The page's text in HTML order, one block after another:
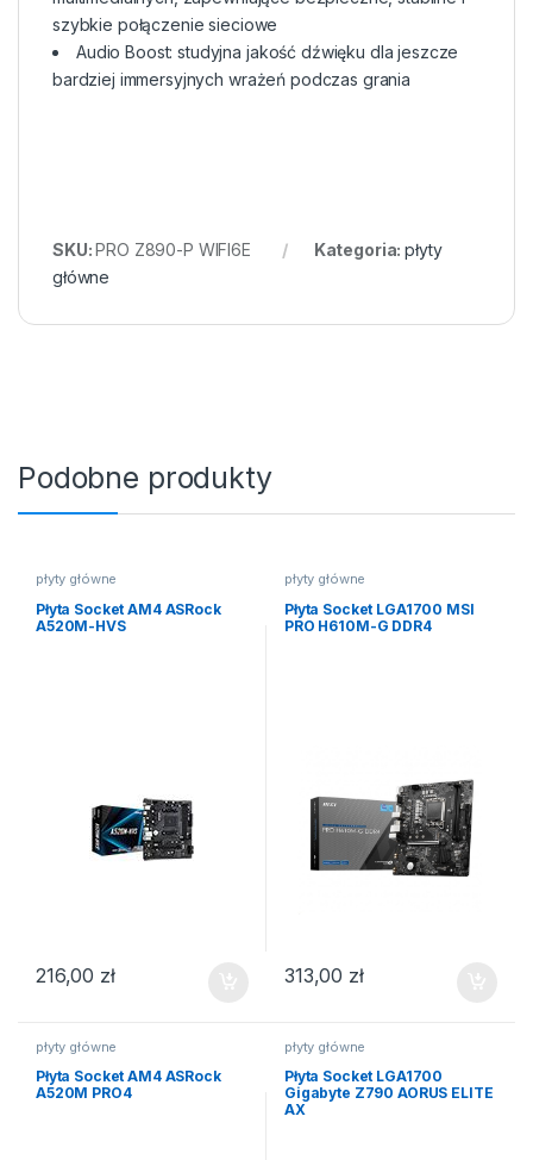
szybkie połączenie sieciowe
Audio Boost: studyjna jakość dźwięku dla jeszcze
bardziej immersyjnych wrażeń podczas grania
SKU:PRO Z890-P WIFI6E Kategoria:płyty
główne
Podobne produkty
płyty główne
Płyta Socket AM4 ASRock
A520M-HVS
216,00 zł
płyty główne
Płyta Socket LGA1700 MSI
PRO H610M-G DDR4
313,00 zł
płyty główne
Płyta Socket AM4 ASRock
A520M PRO4
płyty główne
Płyta Socket LGA1700
Gigabyte Z790 AORUS ELITE
AX